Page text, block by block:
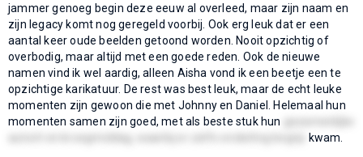
jammer genoeg begin deze eeuw al overleed, maar zijn naam en
zijn legacy komt nog geregeld voorbij. Ook erg leuk dat er een
aantal keer oude beelden getoond worden. Nooit opzichtig of
overbodig, maar altijd met een goede reden. Ook de nieuwe
namen vind ik wel aardig, alleen Aisha vond ik een beetje een te
opzichtige karikatuur. De rest was best leuk, maar de echt leuke
momenten zijn gewoon die met Johnny en Daniel. Helemaal hun
momenten samen zijn goed, met als beste stuk hun
kwam.